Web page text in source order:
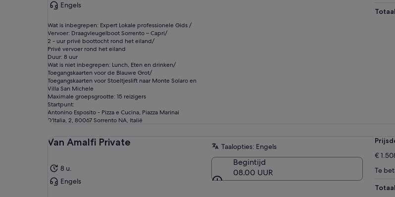
Engels
Wat is inbegrepen: Expert Lokale professionele Gids /
Vervoer: Draagvleugelboot Sorrento – Capri/
2 - uur privé boottocht rond het eiland/
Privé vervoer rond het eiland
Duur: 8 uur
Wat is niet inbegrepen: Lunch, Eten en drinken/
Toegangskaarten voor de Blauwe Grot/
Toegangskaarten voor Stoeltjeslift naar Monte Solaro en
Villa San Michele
Maximale groepsgrootte: 15 reizigers
Startpunt:
Antonino Esposito - Pizza e Cucina, Piazza Marinai
D'Italia, 2, 80067 Sorrento NA, Italië
Totaal
Van Amalfi Private
8 u.
Engels
Taalopties: Engels
Begintijd
08.00 UUR
€
Te
Totaal